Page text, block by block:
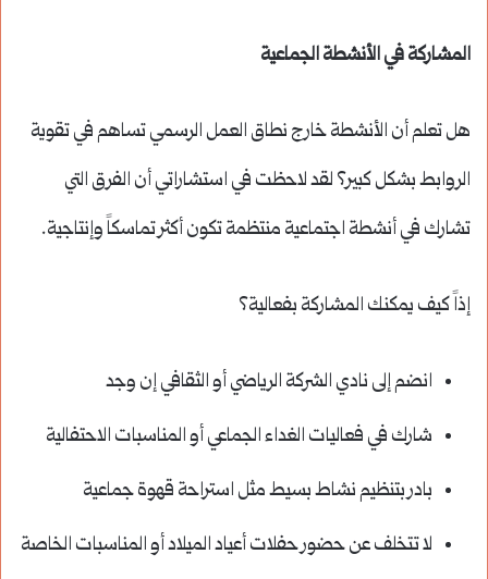
المشاركة في الأنشطة الجماعية
هل تعلم أن الأنشطة خارج نطاق العمل الرسمي تساهم في تقوية
الروابط بشكل كبير؟ لقد لاحظت في استشاراتي أن الفرق التي
تشارك في أنشطة اجتماعية منتظمة تكون أكثر تماسكاً وإنتاجية.
إذاً كيف يمكنك المشاركة بفعالية؟
انضم إلى نادي الشركة الرياضي أو الثقافي إن وجد
شارك في فعاليات الغداء الجماعي أو المناسبات الاحتفالية
بادر بتنظيم نشاط بسيط مثل استراحة قهوة جماعية
لا تتخلف عن حضور حفلات أعياد الميلاد أو المناسبات الخاصة